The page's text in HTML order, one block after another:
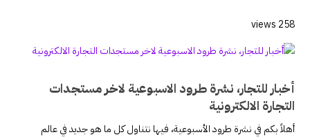
258 views
أخبار للتجار، نشرة طرود الاسبوعية لاخر مستجدات
التجارة الالكترونية
أهلاً بكم في نشرة طرود الأسبوعية، فيها نتناول كل ما هو جديد في عالم